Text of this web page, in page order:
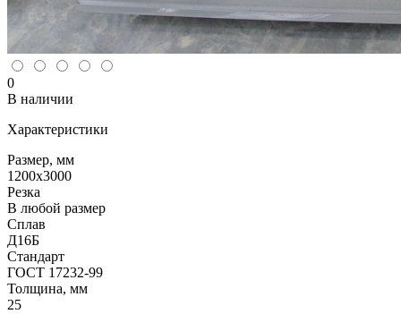
0
В наличии
Характеристики
Размер, мм
1200х3000
Резка
В любой размер
Сплав
Д16Б
Стандарт
ГОСТ 17232-99
Толщина, мм
25